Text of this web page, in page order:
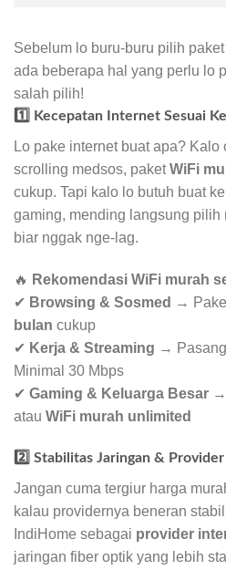
Sebelum lo buru-buru pilih paket
ada beberapa hal yang perlu lo
salah pilih!
1️⃣ Kecepatan Internet Sesuai
Lo pake internet buat apa?
scrolling medsos, paketWiFi
cukup. Tapi kalo lo butuh buat
gaming, mending langsung pilih
biar nggak nge-lag.
🔥 Rekomendasi WiFi murah
✔ Browsing & Sosmed →
bulan cukup
✔ Kerja & Streaming →
Minimal 30 Mbps
✔ Gaming & Keluarga Besar →
atau WiFi murah unlimited
2️⃣ Stabilitas Jaringan &
Jangan cuma tergiur harga
kalau providernya beneran
IndiHome sebagai provider
jaringan fiber optik yang lebih